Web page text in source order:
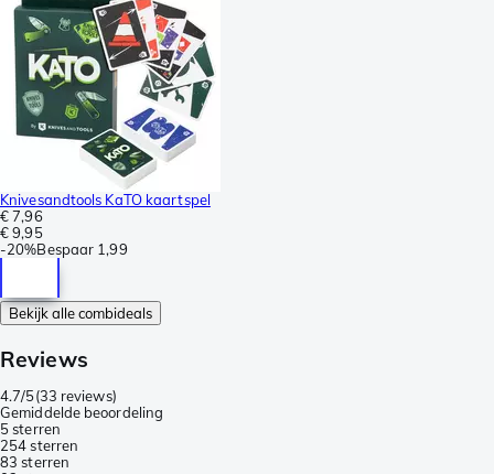
Knivesandtools KaTO kaartspel
€ 7,96
€ 9,95
-20%Bespaar 1,99
Bekijk alle combideals
Reviews
4.7/5(33 reviews)
Gemiddelde beoordeling
5 sterren
254 sterren
83 sterren